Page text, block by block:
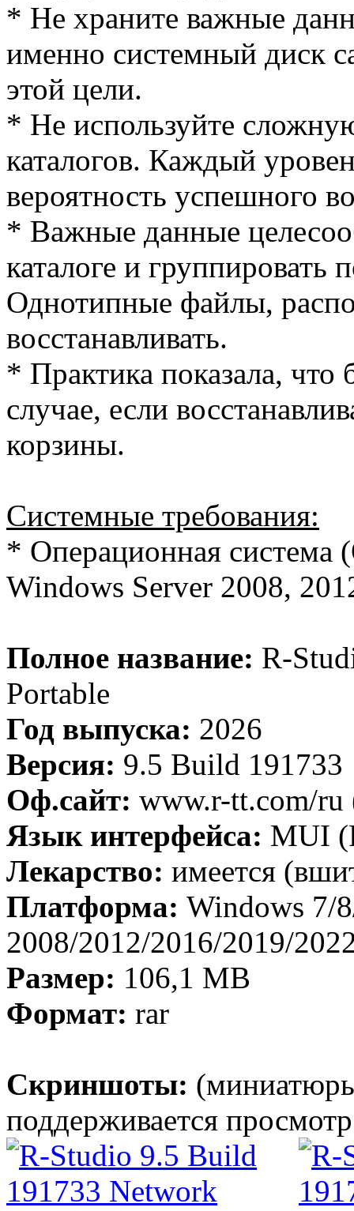
* Не храните важные
именно системный диск
этой цели.
* Не используйте
каталогов. Каждый
вероятность успешного
* Важные данные
каталоге и
Однотипные файлы,
восстанавливать.
* Практика показала, что
случае, если
корзины.
Системные требования:
* Операционная система
Windows Server 2008,
Полное название: R-
Portable
Год выпуска: 2026
Версия: 9.5 Build 191733
Оф.сайт: www.r-tt.com/ru
Язык интерфейса: MUI
Лекарство: имеется
Платформа: Windows 7/
2008/2012/2016/2019/
Размер: 106,1 МB
Формат: rar
Скриншоты:
поддерживается